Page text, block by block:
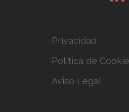
Privacidad
Política de
Aviso Legal